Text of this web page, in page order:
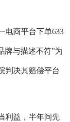
商平台下单633
牌与描述不符”为
判决其赔偿平台
利益，半年间先